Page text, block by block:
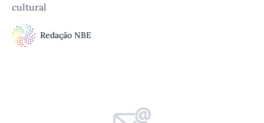
cultural
Redação NBE